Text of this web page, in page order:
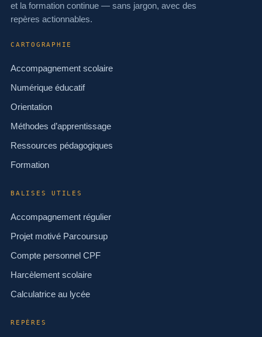
et la formation continue — sans jargon, avec des
repères actionnables.
CARTOGRAPHIE
Accompagnement scolaire
Numérique éducatif
Orientation
Méthodes d’apprentissage
Ressources pédagogiques
Formation
BALISES UTILES
Accompagnement régulier
Projet motivé Parcoursup
Compte personnel CPF
Harcèlement scolaire
Calculatrice au lycée
REPÈRES